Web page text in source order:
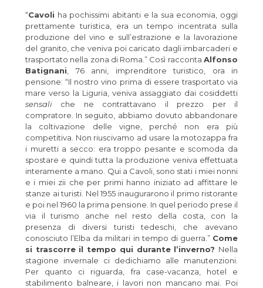
“Cavoli ha pochissimi abitanti e la sua economia, oggi
prettamente turistica, era un tempo incentrata sulla
produzione del vino e sull’estrazione e la lavorazione
del granito, che veniva poi caricato dagli imbarcaderi e
trasportato nella zona di Roma.” Così racconta Alfonso
Batignani , 76 anni, imprenditore turistico, ora in
pensione: “Il nostro vino prima di essere trasportato via
mare verso la Liguria, veniva assaggiato dai cosiddetti
sensali che ne contrattavano il prezzo per il
compratore. In seguito, abbiamo dovuto abbandonare
la coltivazione delle vigne, perché non era più
competitiva. Non riuscivamo ad usare la motozappa fra
i muretti a secco: era troppo pesante e scomoda da
spostare e quindi tutta la produzione veniva effettuata
interamente a mano. Qui a Cavoli, sono stati i miei nonni
e i miei zii che per primi hanno iniziato ad affittare le
stanze ai turisti. Nel 1955 inaugurarono il primo ristorante
e poi nel 1960 la prima pensione. In quel periodo prese il
via il turismo anche nel resto della costa, con la
presenza di diversi turisti tedeschi, che avevano
conosciuto l’Elba da militari in tempo di guerra.” Come
si trascorre il tempo qui durante l’inverno? Nella
stagione invernale ci dedichiamo alle manutenzioni.
Per quanto ci riguarda, fra case-vacanza, hotel e
stabilimento balneare, i lavori non mancano mai. Poi